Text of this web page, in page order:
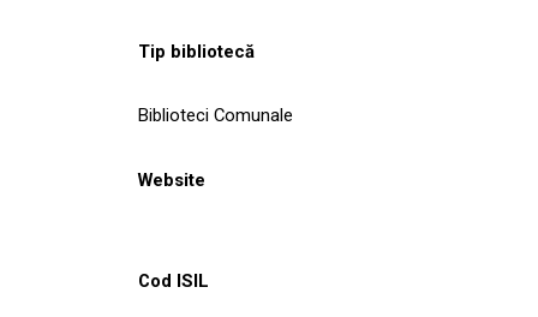
CULTURALE
NOUTĂȚI
Tip bibliotecă
Biblioteci Comunale
Website
Cod ISIL